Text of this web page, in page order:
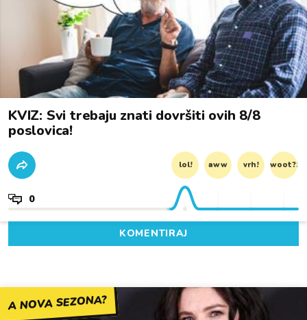
KVIZ: Svi trebaju znati dovršiti ovih 8/8
poslovica!
lol! aww vrh! woot?!
0
KOMENTIRAJ
A NOVA SEZONA?